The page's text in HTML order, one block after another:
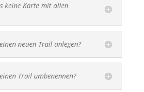
keine Karte mit allen
neuen Trail anlegen?
Trail umbenennen?